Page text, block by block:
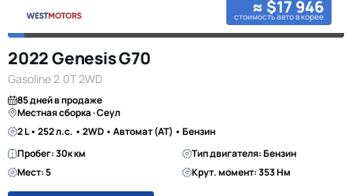
≈ $17 946
стоимость авто в корее
2022 Genesis G70
Gasoline 2.0T 2WD
85 дней в продаже
Местная сборка · Сеул
2 L • 252 л.с. • 2WD • Автомат (AT) • Бензин
Пробег: 30к км
Тип двигателя: Бензин
Мест: 5
Крут. момент: 353 Нм